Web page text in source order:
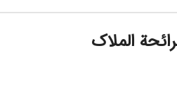
الملاك